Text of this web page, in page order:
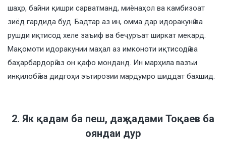
шаҳр, байни қишри сарватманд, миёнаҳол ва камбизоат
зиёд гардида буд. Бадтар аз ин, омма дар идоракунӣ ва
рушди иқтисод хеле заъиф ва беҷуръат ширкат мекард.
Мақомоти идоракунии маҳал аз имконоти иқтисодӣ ва
баҳарбардорӣ аз он қафо монданд. Ин марҳила вазъи
инқилобӣ ва дидгоҳи эътирозии мардумро шиддат бахшид.
2. Як қадам ба пеш, даҳ қадами Тоқаев ба
ояндаи дур